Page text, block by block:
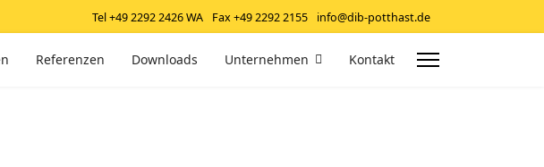
Tel +49 2292 2426 WA Fax +49 2292 2155 info@dib-potthast.de
Referenzen Downloads Unternehmen Kontakt